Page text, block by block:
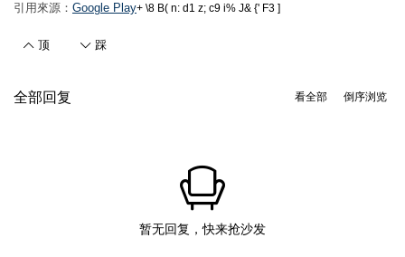
引用來源： Google Play+ \8 B( n: d1 z; c9 i% J& {' F3 ]
顶 踩
倒序浏览
看全部
全部回复
暂无回复，快来抢沙发